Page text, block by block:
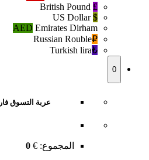
£
$
US Dollar
AED Emirates Dirham
₽‎
Russian Rouble
₺‎
Turkish lira
0
عربة التسوق
المجموع: €
0